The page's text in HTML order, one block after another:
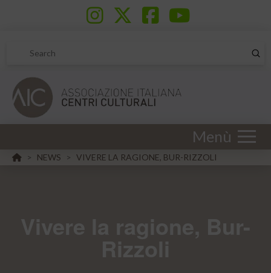
Search
Menù
HOME
> NEWS > VIVERE LA RAGIONE, BUR-RIZZOLI